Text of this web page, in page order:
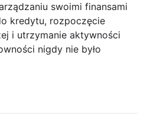
swoimi finansami
kredytu, rozpoczęcie
i utrzymanie aktywności
nigdy nie było